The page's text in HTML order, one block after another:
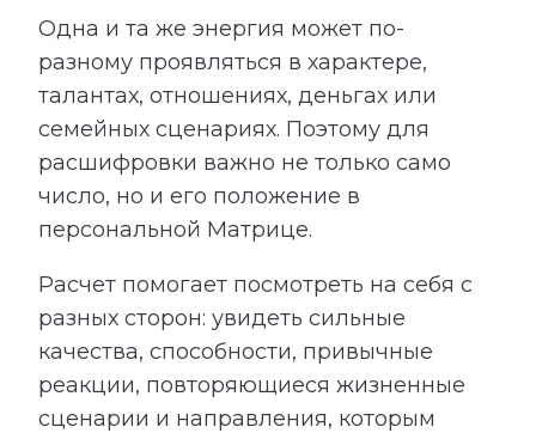
Одна и та же энергия может по-
разному проявляться в характере,
талантах, отношениях, деньгах или
семейных сценариях. Поэтому для
расшифровки важно не только само
число, но и его положение в
персональной Матрице.
Расчет помогает посмотреть на себя с
разных сторон: увидеть сильные
качества, способности, привычные
реакции, повторяющиеся жизненные
сценарии и направления, которым